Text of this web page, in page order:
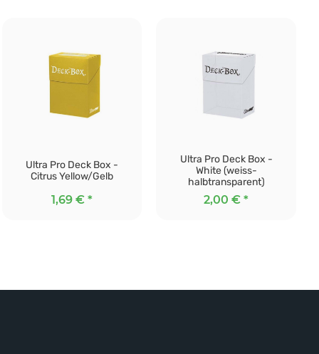
Ultra Pro Deck Box -
Citrus Yellow/Gelb
1,69 € *
Ultra Pro Deck Box -
White (weiss-
halbtransparent)
2,00 €*